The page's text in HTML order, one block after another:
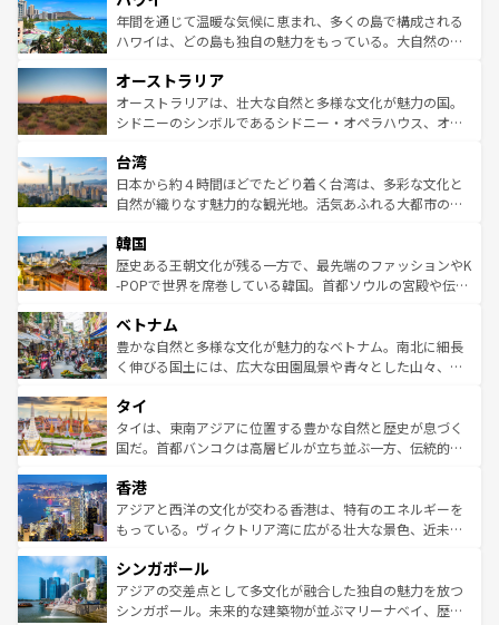
着のスイス情報はコンテンツ一覧 を参照してほしい。
ンメントが詰まった刺激的なスポットだ。一方、アメリカ
西部には大自然が広がり、グランドキャニオンやイエロー
部のニューオーリンズでは、音楽と美食が融合した独特の
文化が魅力。旅行者はアメリカの各地域で異なる魅力を楽
しみながら、その多様性と豊かな歴史を感じることができ
ならではの贅沢な旅のスタイルだ。 なお、新着のアメリカ
情報はコンテンツ一覧を参照してほしい。
年間を通じて温暖な気候に恵まれ、多くの島で構成される
ハワイは、どの島も独自の魅力をもっている。大自然の神
ワイ島は見逃せない。また、定番の観光地といえばオアフ
島だが、静かな自然を求めるならマウイ島やカウアイ島が
おすすめ。エメラルドグリーンに輝く海をはじめ、豊かな
れるおもてなしの心で訪れる人々を迎えてくれるハワイの
人々、おいしいローカルフードやハワイアンミュージッ
ク、伝統的なフラダンスなど、すべてがハワイの魅力を彩
ワイを、存分に味わってほしい。 なお、新着のハワイ情報
はコンテンツ一覧を参照してほしい。
オーストラリア
オーストラリアは、壮大な自然と多様な文化が魅力の国。
シドニーのシンボルであるシドニー・オペラハウス、オー
リアリーフや大陸中央部にそびえるウルル（エアーズロッ
ク）、タスマニアの美しい原生林やケアンズの熱帯雨林な
ど、見どころがたくさん。また、カフェやワイン、オージ
いる。アクティビティも充実しており、サーフィンやダイ
ビング、ハイキングなど、アウトドア好きにはたまらな
い。オーストラリアの多彩な魅力を存分に味わいつくそ
参照してほしい。
台湾
日本から約４時間ほどでたどり着く台湾は、多彩な文化と
自然が織りなす魅力的な観光地。活気あふれる大都市の台
ン）、静ひつな山岳地帯である台湾東部など、都市の喧騒
と山間の静けさが共存しており、訪れる人に新しい発見と
驚きをもたらしてくれる。また、奥深い台湾の食文化も魅
容にもいいと評判のスイーツなど、バラエティ豊かな料理
が味わえる。 なお、新着の台湾情報は コンテンツ一覧を参
照してほしい。
韓国
歴史ある王朝文化が残る一方で、最先端のファッションやK
-POPで世界を席巻している韓国。首都ソウルの宮殿や伝統
き、地方に足を延ばせば四季折々の自然美を楽しむことが
できる。そして、キムチや焼肉、絶品のストリートフード
まで、さまざまな韓国料理が待っている。夜には、韓国な
リティに包まれながら、韓国の多彩な魅力を心ゆくまで味
わってみてほしい。 なお、新着の韓国情報はコンテンツ一
覧を参照してほしい。
ベトナム
豊かな自然と多様な文化が魅力的なベトナム。南北に細長
く伸びる国土には、広大な田園風景や青々とした山々、世
急速な発展と共に伝統が息づく。ハノイの古い町並みやホ
ーチミン市のフランス統治時代の建物も、独特の雰囲気を
醸し出している。また、バラエティの豊かさとおいしさで
とつ。フォーやバインミー、ベトナムコーヒーなどは、ぜ
ひ現地で味わいたい。どの地域を訪れてもあたたかい人々
が旅行者を迎えてくれるので、きっと忘れられない旅にな
参照してほしい。
タイ
タイは、東南アジアに位置する豊かな自然と歴史が息づく
国だ。首都バンコクは高層ビルが立ち並ぶ一方、伝統的な
の活気が交差している。北部ではチェンマイなどの山岳地
帯で自然と触れ合い、南部ではプーケットやクラビの美し
いビーチでリゾート気分を楽しむことができる。タイ料理
激する。気候は一年中温暖で、どの季節にも異なる楽しみ
が待っている。親しみやすいタイの人々、仏教を中心とし
た文化、そして多様な観光資源が、訪れる旅人を魅了し続
香港
アジアと西洋の文化が交わる香港は、特有のエネルギーを
もっている。ヴィクトリア湾に広がる壮大な景色、近未来
み、どこを訪れても感動するはず。観光スポットが密集し
ており、効率よく見どころを回れるのも魅力。息をのむよ
うな絶景から文化的な体験まで、香港を存分に楽しみ尽く
シンガポール
アジアの交差点として多文化が融合した独自の魅力を放つ
シンガポール。未来的な建築物が並ぶマリーナベイ、歴史